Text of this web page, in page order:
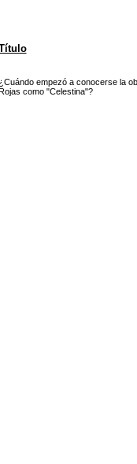
¿Cuándo empezó a conocerse la
como "Celestina"?